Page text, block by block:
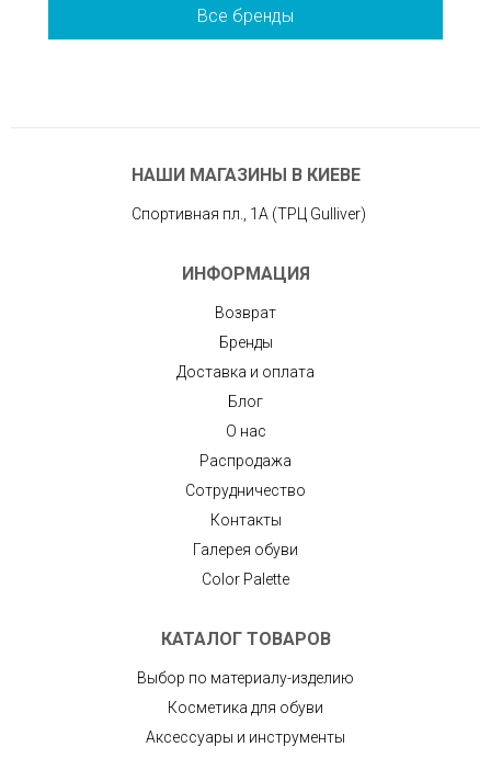
Все бренды
НАШИ МАГАЗИНЫ В КИЕВЕ
Спортивная пл., 1А (ТРЦ Gulliver)
ИНФОРМАЦИЯ
Возврат
Бренды
Доставка и оплата
Блог
О нас
Распродажа
Сотрудничество
Контакты
Галерея обуви
Color Palette
КАТАЛОГ ТОВАРОВ
Выбор по материалу-изделию
Косметика для обуви
Аксессуары и инструменты